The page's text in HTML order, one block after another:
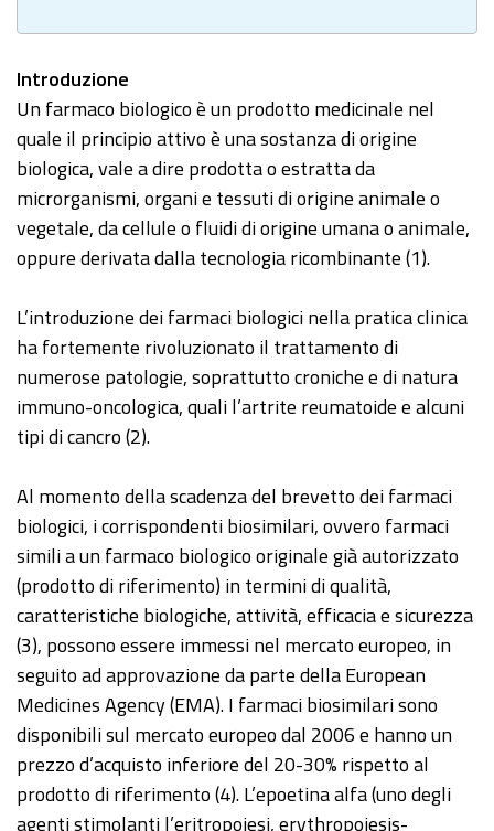
Introduzione
Un farmaco biologico è un prodotto medicinale nel
quale il principio attivo è una sostanza di origine
biologica, vale a dire prodotta o estratta da
microrganismi, organi e tessuti di origine animale o
vegetale, da cellule o fluidi di origine umana o animale,
oppure derivata dalla tecnologia ricombinante (1).
L’introduzione dei farmaci biologici nella pratica clinica
ha fortemente rivoluzionato il trattamento di
numerose patologie, soprattutto croniche e di natura
immuno-oncologica, quali l’artrite reumatoide e alcuni
tipi di cancro (2).
Al momento della scadenza del brevetto dei farmaci
biologici, i corrispondenti biosimilari, ovvero farmaci
simili a un farmaco biologico originale già autorizzato
(prodotto di riferimento) in termini di qualità,
caratteristiche biologiche, attività, efficacia e sicurezza
(3), possono essere immessi nel mercato europeo, in
seguito ad approvazione da parte della European
Medicines Agency (EMA). I farmaci biosimilari sono
disponibili sul mercato europeo dal 2006 e hanno un
prezzo d’acquisto inferiore del 20-30% rispetto al
prodotto di riferimento (4). L’epoetina alfa (uno degli
agenti stimolanti l’eritropoiesi, erythropoiesis-